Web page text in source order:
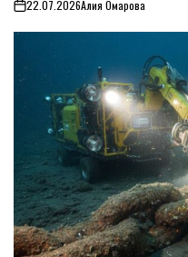
on22.07.2026Алия Омарова